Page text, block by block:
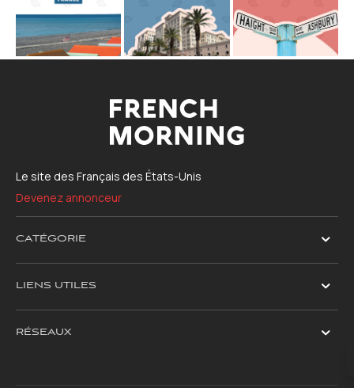
Le site des Français des États-Unis
Devenez annonceur
CATÉGORIE
LIENS UTILES
RÉSEAUX